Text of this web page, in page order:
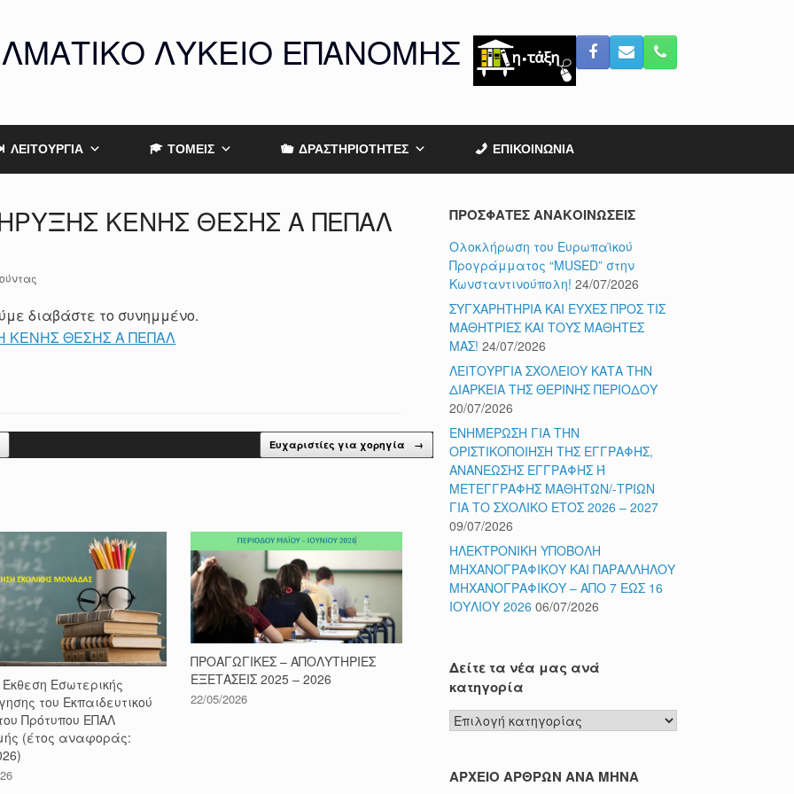
ΛΥΚΕΙΟ ΕΠΑΝΟΜΗΣ
ΛΕΙΤΟΥΡΓΙΑ ΤΟΜΕΙΣ ΔΡΑΣΤΗΡΙΟΤΗΤΕΣ ΕΠΙΚΟΙΝΩΝΙΑ
ΚΕΝΗΣ ΘΕΣΗΣ Α ΠΕΠΑΛ
διαβάστε το συνημμένο.
ΚΕΝΗΣ ΘΕΣΗΣ Α ΠΕΠΑΛ
Ευχαριστίες για χορηγία →
Εσωτερικής
του Εκπαιδευτικού
Πρότυπου ΕΠΑΛ
(έτος αναφοράς:
ΠΡΟΑΓΩΓΙΚΕΣ – ΑΠΟΛΥΤΗΡΙΕΣ
ΕΞΕΤΑΣΕΙΣ 2025 – 2026
22/05/2026
ΠΡΟΣΦΑΤΕΣ ΑΝΑΚΟΙΝΩΣΕΙΣ
Ολοκλήρωση του Ευρωπαϊκού
Προγράμματος “MUSED” στην
Κωνσταντινούπολη! 24/07/2026
ΣΥΓΧΑΡΗΤΗΡΙΑ ΚΑΙ ΕΥΧΕΣ ΠΡΟΣ ΤΙΣ
ΜΑΘΗΤΡΙΕΣ ΚΑΙ ΤΟΥΣ ΜΑΘΗΤΕΣ
ΜΑΣ! 24/07/2026
ΛΕΙΤΟΥΡΓΙΑ ΣΧΟΛΕΙΟΥ ΚΑΤΑ ΤΗΝ
ΔΙΑΡΚΕΙΑ ΤΗΣ ΘΕΡΙΝΗΣ ΠΕΡΙΟΔΟΥ
20/07/2026
ΕΝΗΜΕΡΩΣΗ ΓΙΑ ΤΗΝ
ΟΡΙΣΤΙΚΟΠΟΙΗΣΗ ΤΗΣ ΕΓΓΡΑΦΗΣ,
ΑΝΑΝΕΩΣΗΣ ΕΓΓΡΑΦΗΣ Ή
ΜΕΤΕΓΓΡΑΦΗΣ ΜΑΘΗΤΩΝ/-ΤΡΙΩΝ
ΓΙΑ ΤΟ ΣΧΟΛΙΚΟ ΕΤΟΣ 2026 – 2027
09/07/2026
ΗΛΕΚΤΡΟΝΙΚΗ ΥΠΟΒΟΛΗ
ΜΗΧΑΝΟΓΡΑΦΙΚΟΥ ΚΑΙ ΠΑΡΑΛΛΗΛΟΥ
ΜΗΧΑΝΟΓΡΑΦΙΚΟΥ – ΑΠΟ 7 ΕΩΣ 16
ΙΟΥΛΙΟΥ 2026 06/07/2026
Δείτε τα νέα μας ανά
κατηγορία
Δείτε
τα
μας
ΑΡΧΕΙΟ ΑΡΘΡΩΝ ΑΝΑ ΜΗΝΑ